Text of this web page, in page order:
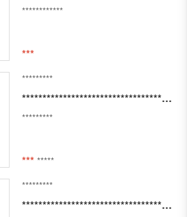
************
***
*********
********************************************************************
*********
*** *****
*********
***************************************************************